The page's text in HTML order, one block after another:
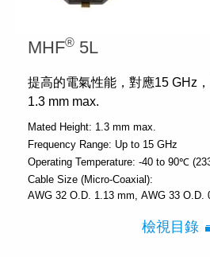
MHF® 5L
提高的電氣性能，對應15 GHz
1.3 mm max.
Mated Height: 1.3 mm max.
Frequency Range: Up to 15 GHz
Operating Temperature: -40 to 90℃
Cable Size (Micro-Coaxial):
AWG 32 O.D. 1.13 mm AWG 33 O.D.
檢視目錄